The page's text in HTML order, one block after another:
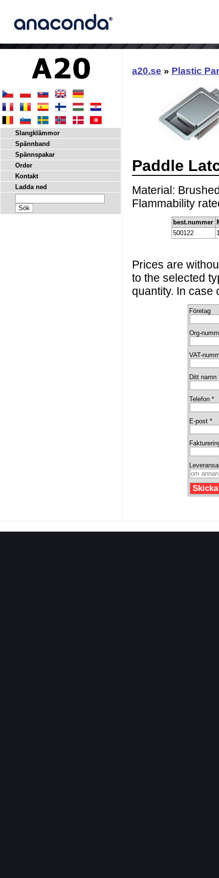
a20.se » Plastic
Paddle
Material:
Flammability
best.nummer
500122
Prices are
to the selected
quantity. In
Företag
Org-
VAT-
Ditt namn
Telefon *
E-post *
Slangklämmor
Spännband
Spännspakar
Order
Kontakt
Ladda ned